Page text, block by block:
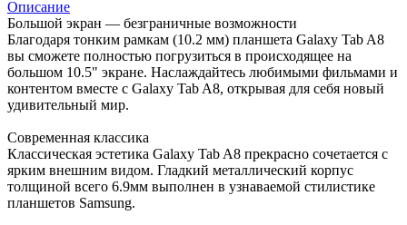
Описание
Большой экран — безграничные возможности
Благодаря тонким рамкам (10.2 мм) планшета Galaxy Tab A8
вы сможете полностью погрузиться в происходящее на
большом 10.5" экране. Наслаждайтесь любимыми фильмами и
контентом вместе с Galaxy Tab A8, открывая для себя новый
удивительный мир.
Современная классика
Классическая эстетика Galaxy Tab A8 прекрасно сочетается с
ярким внешним видом. Гладкий металлический корпус
толщиной всего 6.9мм выполнен в узнаваемой стилистике
планшетов Samsung.